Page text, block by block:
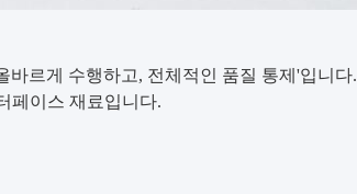
바르게 수행하고, 전체적인 품질 통제'입니다.
페이스 재료입니다.